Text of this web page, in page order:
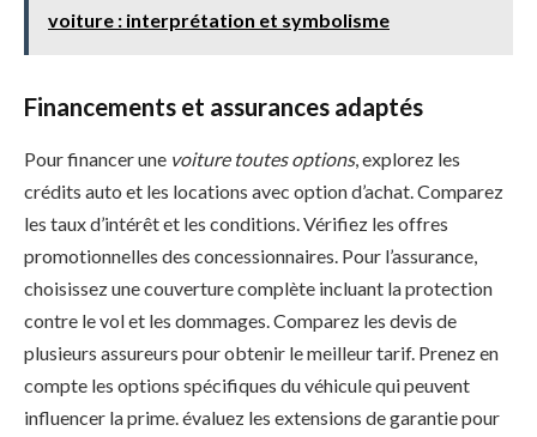
voiture : interprétation et symbolisme
Financements et assurances adaptés
Pour financer une voiture toutes options, explorez les
crédits auto et les locations avec option d’achat. Comparez
les taux d’intérêt et les conditions. Vérifiez les offres
promotionnelles des concessionnaires. Pour l’assurance,
choisissez une couverture complète incluant la protection
contre le vol et les dommages. Comparez les devis de
plusieurs assureurs pour obtenir le meilleur tarif. Prenez en
compte les options spécifiques du véhicule qui peuvent
influencer la prime. évaluez les extensions de garantie pour